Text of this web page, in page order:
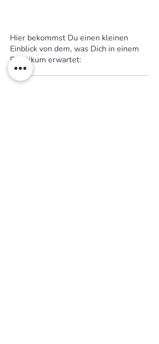
Hier bekommst Du einen kleinen
Einblick von dem, was Dich in einem
Praktikum erwartet: